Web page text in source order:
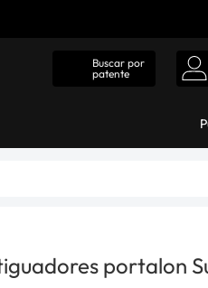
Buscar por
patente
portalon